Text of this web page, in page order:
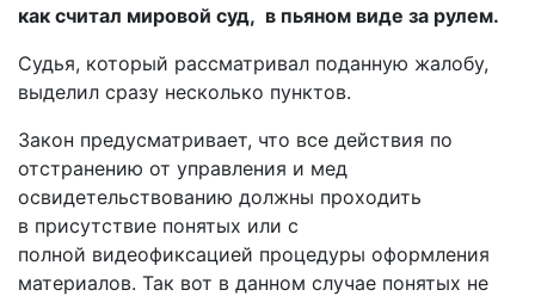
как считал мировой суд, в пьяном виде за рулем.
Судья, который рассматривал поданную жалобу,
выделил сразу несколько пунктов.
Закон предусматривает, что все действия по
отстранению от управления и мед
освидетельствованию должны проходить
в присутствие понятых или с
полной видеофиксацией процедуры оформления
материалов. Так вот в данном случае понятых не